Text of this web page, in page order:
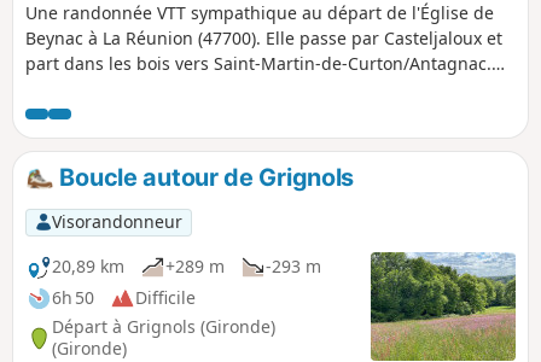
Une randonnée VTT sympathique au départ de l'Église de
Beynac à La Réunion (47700). Elle passe par Casteljaloux et
part dans les bois vers Saint-Martin-de-Curton/Antagnac.
par tout temps.
Boucle autour de Grignols
Visorandonneur
20,89 km
+289 m
-293 m
6h 50
Difficile
Départ à Grignols (Gironde)
(Gironde)